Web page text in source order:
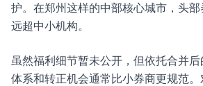
护。在郑州这样的中部核心城市，头
远超中小机构。
虽然福利细节暂未公开，但依托合并后
体系和转正机会通常比小券商更规范